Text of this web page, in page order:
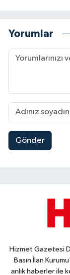
Yorumlar
Gönder
Hizmet Gazetesi
Basın İlan
anlık haberler ile